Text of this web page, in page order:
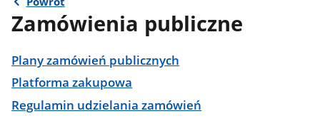
Zamówienia publiczne
Plany zamówień publicznych
Platforma zakupowa
Regulamin udzielania zamówień